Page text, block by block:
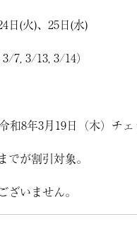
日(火)、25日(水)
7, 3/13, 3/14）
和8年3月19日（木）チ
でが割引対象。
ざいません。